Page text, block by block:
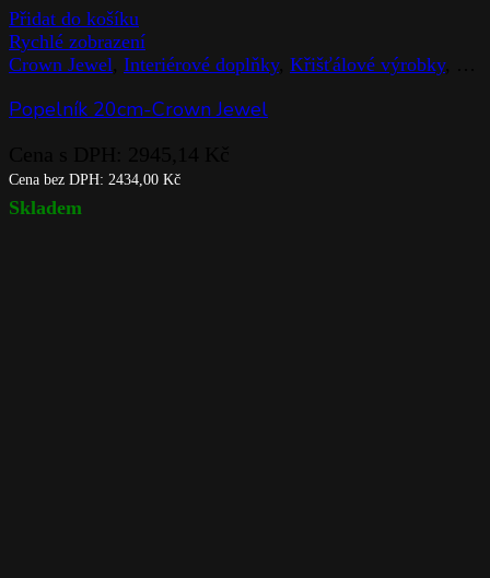
Přidat do košíku
Rychlé zobrazení
Crown Jewel Interiérové doplňky, Křišťálové výrobky,
Popelník 20cm-Crown Jewel
Cena bez DPH: 2434,00 Kč
Skladem